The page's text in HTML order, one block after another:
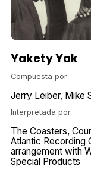
Yakety Yak
Compuesta por
Jerry Leiber Mike
Interpretada por
The Coasters
Atlantic Recording
arrangement with
Special Products